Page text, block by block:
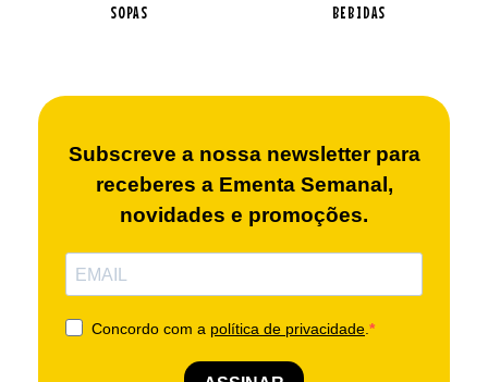
SOPAS BEBIDAS